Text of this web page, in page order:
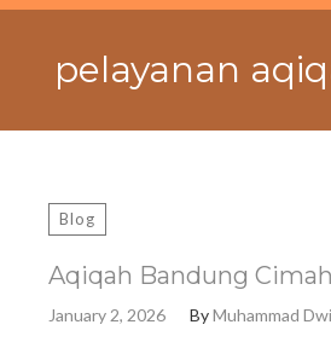
Search
pelayanan
Blog
Aqiqah Bandung
January 2, 2026 ByMuhammad